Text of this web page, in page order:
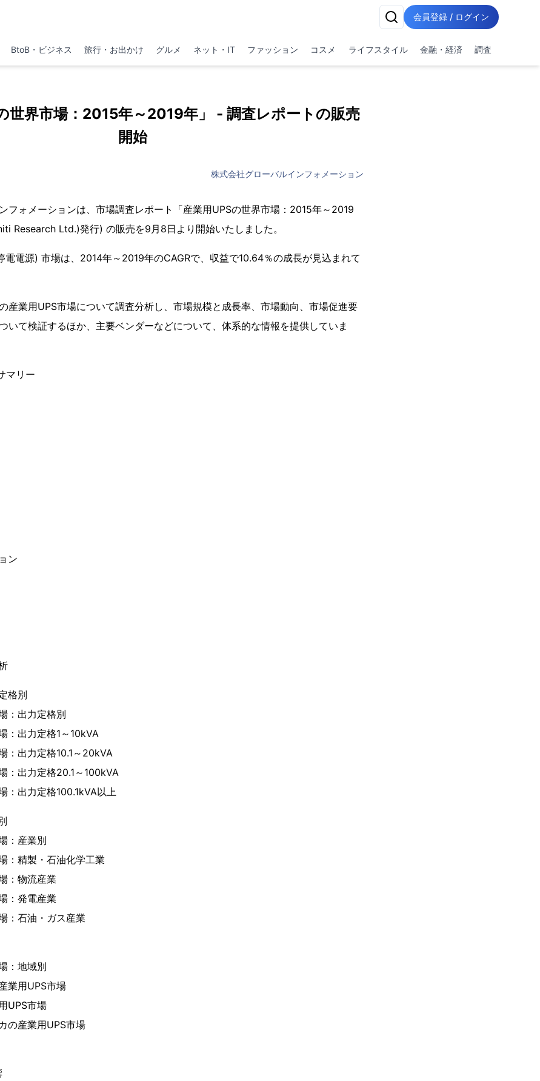
会員登録 / ログイン
BtoB・ビジネス 旅行・お出かけ グルメ ネット・IT ファッション コスメ ライフスタイル 金融・経済 調査
世界市場：2015年～2019年」 - 調査レポートの販売
開始
株式会社グローバルインフォメーション
フォメーションは、市場調査レポート「産業用UPSの世界市場：2015年～2019
Research Ltd.)発行) の販売を9月8日より開始いたしました。
電電源) 市場は、2014年～2019年のCAGRで、収益で10.64％の成長が見込まれて
産業用UPS市場について調査分析し、市場規模と成長率、市場動向、市場促進要
いて検証するほか、主要ベンダーなどについて、体系的な情報を提供していま
マリー
ン
格別
：出力定格別
：出力定格1～10kVA
：出力定格10.1～20kVA
：出力定格20.1～100kVA
：出力定格100.1kVA以上
：産業別
：精製・石油化学工業
：物流産業
：発電産業
：石油・ガス産業
：地域別
業用UPS市場
UPS市場
の産業用UPS市場